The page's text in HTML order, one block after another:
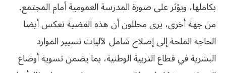
بكاملها، ويؤثر على صورة المدرسة العمومية أمام المجتمع.
من جهة أخرى، يرى محللون أن هذه القضية تعكس أيضا
الحاجة الملحة إلى إصلاح شامل لآليات تسيير الموارد
البشرية في قطاع التربية الوطنية، بما يضمن تسوية أوضاع